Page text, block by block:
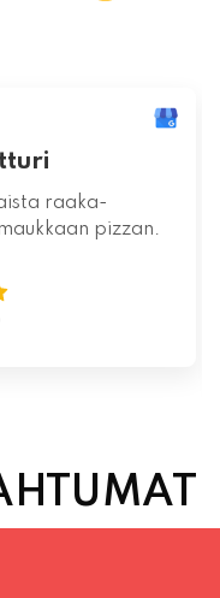
raaka-
pizzan.